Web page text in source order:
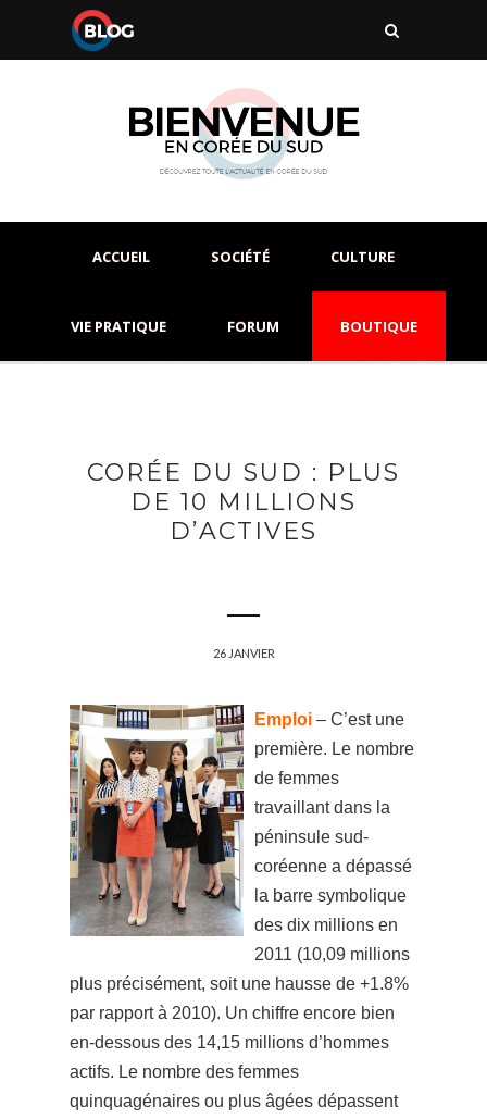
ACCUEIL SOCIÉTÉ CULTURE
VIE PRATIQUE FORUM BOUTIQUE
CORÉE DU SUD : PLUS
DE 10 MILLIONS
D’ACTIVES
26 JANVIER
Emploi – C’est une
première. Le nombre
de femmes
travaillant dans la
péninsule sud-
coréenne a dépassé
la barre symbolique
des dix millions en
2011 (10,09 millions
plus précisément, soit une hausse de +1.8%
par rapport à 2010). Un chiffre encore bien
en-dessous des 14,15 millions d’hommes
actifs. Le nombre des femmes
quinquagénaires ou plus âgées dépassent